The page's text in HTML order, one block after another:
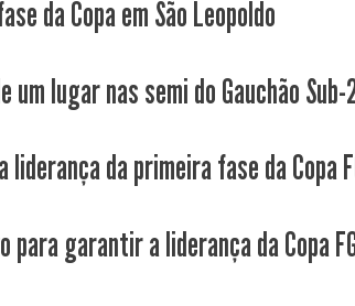
da Copa em São Leopoldo
um lugar nas semi do Gauchão Sub-
da primeira fase da Copa
para garantir a liderança da Copa